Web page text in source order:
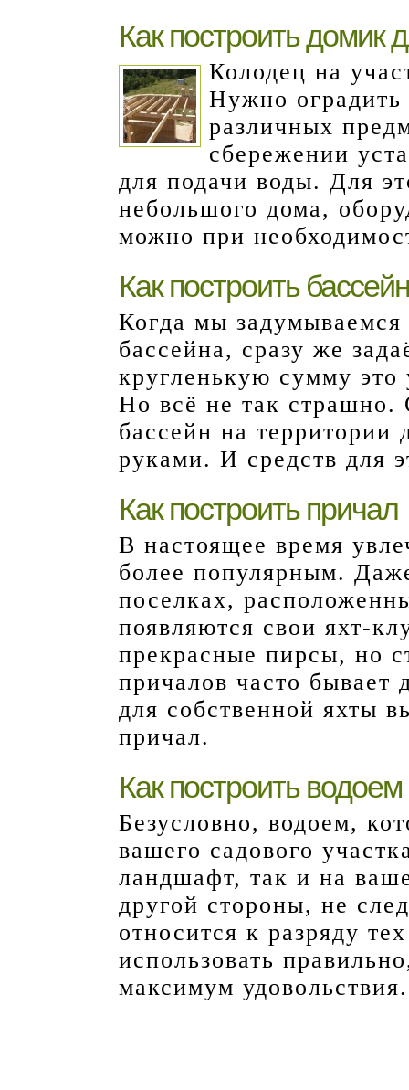
Как построить домик
Колодец на
Нужно оградить
различных
сбережении
для подачи воды. Для
небольшого дома,
можно при
Как построить бассейн
Когда мы задумываемся
бассейна, сразу же
кругленькую сумму это
Но всё не так страшно.
бассейн на территории
руками. И средств для
Как построить причал
В настоящее время
более популярным.
поселках,
появляются свои яхт-
прекрасные пирсы, но
причалов часто бывает
для собственной яхты
причал.
Как построить водоем
Безусловно, водоем,
вашего садового
ландшафт, так и на
другой стороны, не
относится к разряду
использовать
максимум удовольствия.